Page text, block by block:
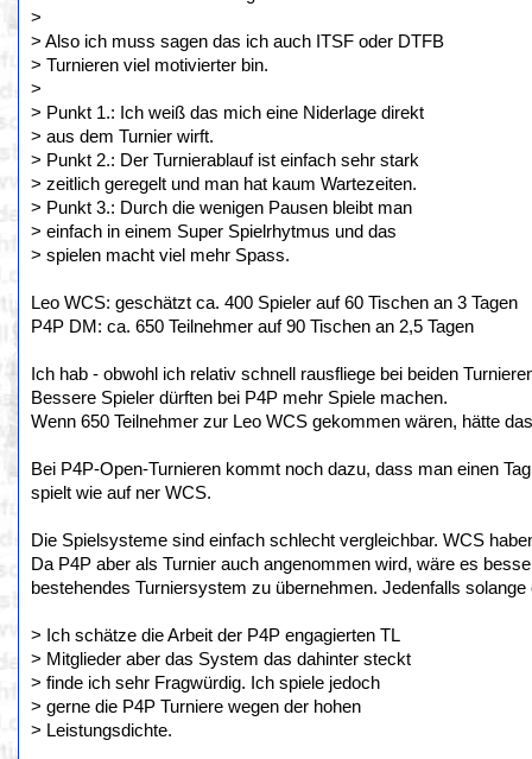
>
> Also ich muss sagen das ich auch ITSF oder DTFB
> Turnieren viel motivierter bin.
>
> Punkt 1.: Ich weiß das mich eine Niderlage direkt
> aus dem Turnier wirft.
> Punkt 2.: Der Turnierablauf ist einfach sehr stark
> zeitlich geregelt und man hat kaum Wartezeiten.
> Punkt 3.: Durch die wenigen Pausen bleibt man
> einfach in einem Super Spielrhytmus und das
> spielen macht viel mehr Spass.
Leo WCS: geschätzt ca. 400 Spieler auf 60 Tischen an 3 Tagen
P4P DM: ca. 650 Teilnehmer auf 90 Tischen an 2,5 Tagen
Ich hab - obwohl ich relativ schnell rausfliege bei beiden
Bessere Spieler dürften bei P4P mehr Spiele machen.
Wenn 650 Teilnehmer zur Leo WCS gekommen wären, hätte
Bei P4P-Open-Turnieren kommt noch dazu, dass man einen
spielt wie auf ner WCS.
Die Spielsysteme sind einfach schlecht vergleichbar. WCS
Da P4P aber als Turnier auch angenommen wird, wäre es
bestehendes Turniersystem zu übernehmen. Jedenfalls
> Ich schätze die Arbeit der P4P engagierten TL
> Mitglieder aber das System das dahinter steckt
> finde ich sehr Fragwürdig. Ich spiele jedoch
> gerne die P4P Turniere wegen der hohen
> Leistungsdichte.